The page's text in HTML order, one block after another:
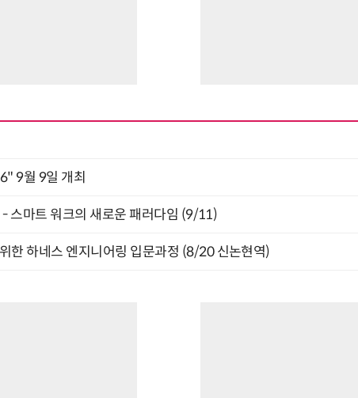
9월 9일 개최
- 스마트 워크의 새로운 패러다임 (9/11)
한 하네스 엔지니어링 입문과정 (8/20 신논현역)